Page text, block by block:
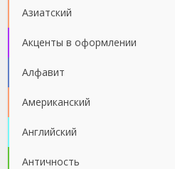
Азиатский
Акценты в оформлении
Алфавит
Американский
Английский
Античность